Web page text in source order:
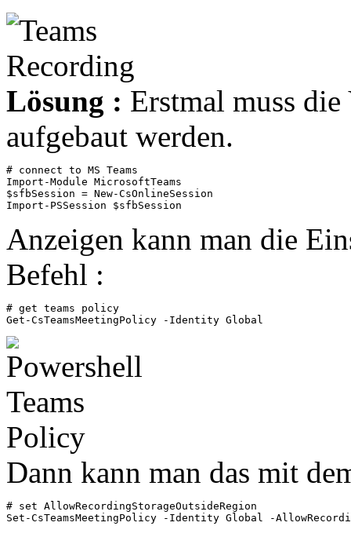
Lösung : Erstmal muss
aufgebaut werden.
# connect to MS Teams
Import-Module MicrosoftTeams
$sfbSession = New-CsOnlineSession
Import-PSSession $sfbSession
Anzeigen kann man die
Befehl :
# get teams policy
Get-CsTeamsMeetingPolicy -Identity Global
Dann kann man das mit
# set AllowRecordingStorageOutsideRegion
Set-CsTeamsMeetingPolicy -Identity Global -